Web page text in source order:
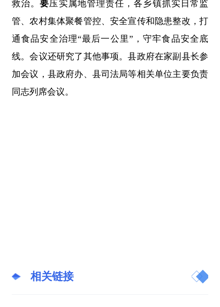
救治。要压实属地管理责任，各乡镇抓实日常监
管、农村集体聚餐管控、安全宣传和隐患整改，打
通食品安全治理“最后一公里”，守牢食品安全底
线。会议还研究了其他事项。县政府在家副县长参
加会议，县政府办、县司法局等相关单位主要负责
同志列席会议。
相关链接